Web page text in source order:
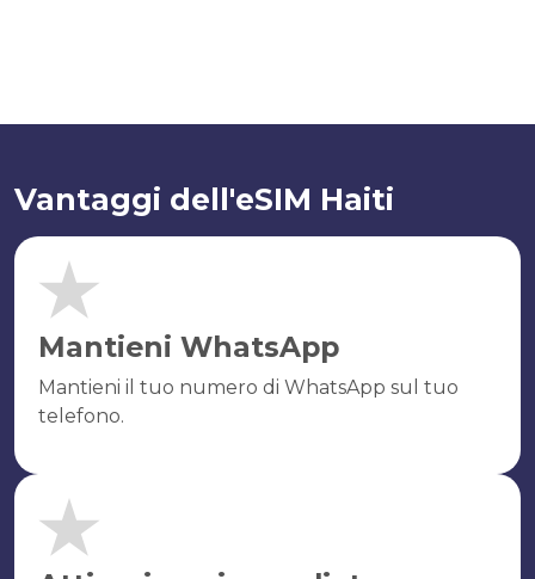
Vantaggi dell'eSIM Haiti
Mantieni WhatsApp
Mantieni il tuo numero di WhatsApp sul tuo
telefono.